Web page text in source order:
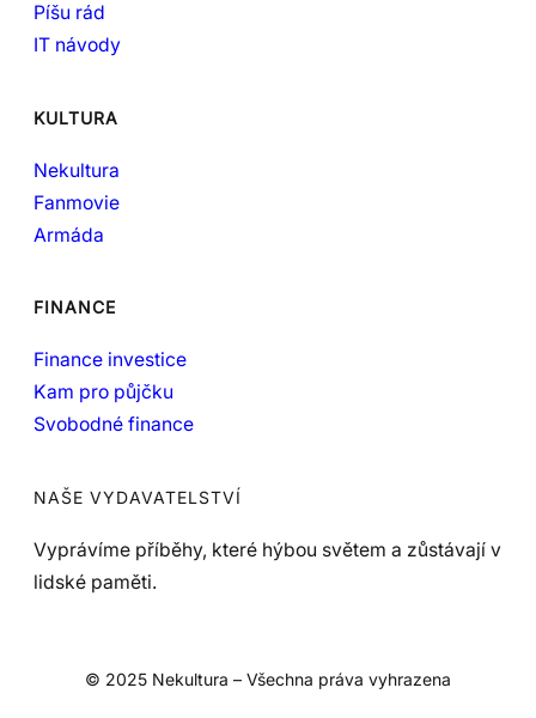
Píšu rád
IT návody
KULTURA
Nekultura
Fanmovie
Armáda
FINANCE
Finance investice
Kam pro půjčku
Svobodné finance
NAŠE VYDAVATELSTVÍ
Vyprávíme příběhy, které hýbou světem a zůstávají v
lidské paměti.
© 2025 Nekultura – Všechna práva vyhrazena